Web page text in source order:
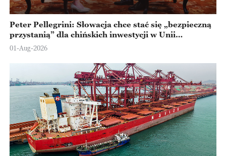
Peter Pellegrini: Słowacja chce stać się „bezpieczną
przystanią” dla chińskich inwestycji w Unii
Europejskiej
01-Aug-2026